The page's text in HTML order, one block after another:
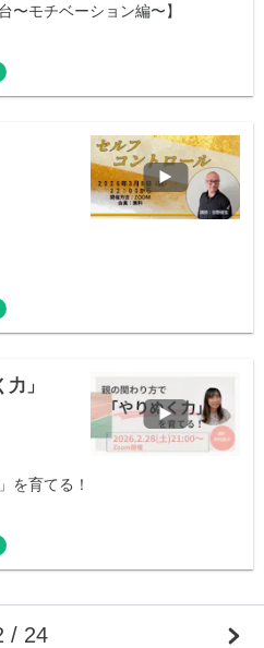
〜モチベーション編〜】
」
を育てる！
/ 24